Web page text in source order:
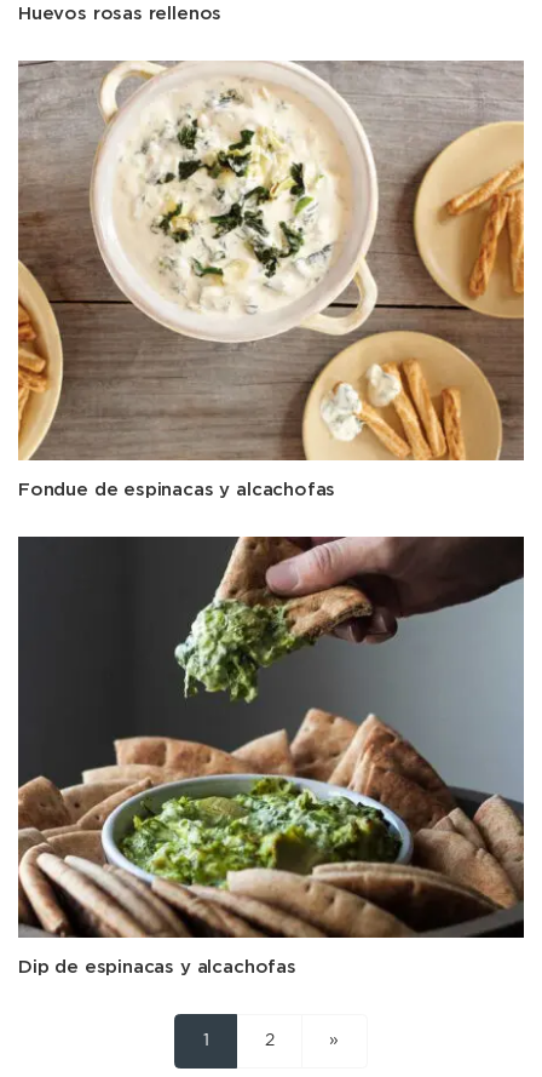
Huevos rosas rellenos
Fondue de espinacas y alcachofas
Dip de espinacas y alcachofas
1 2 »